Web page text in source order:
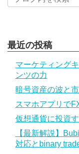
最近の投稿
マーケティング
ンツの力
暗号資産の波と
スマホアプリで
仮想通貨に投資
【最新解説】
対応とbinary